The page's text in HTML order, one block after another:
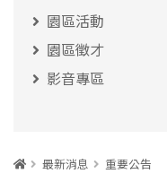
園區活動
園區徵才
影音專區
首頁 最新消息 重要公告